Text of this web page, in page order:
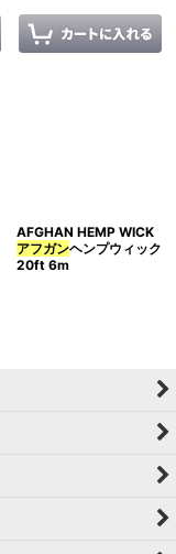
AFGHAN HEMP WICK
アフガンヘンプウィック
20ft 6m